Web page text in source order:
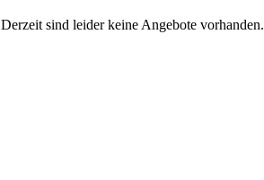
Derzeit sind leider keine Angebote vorhanden.